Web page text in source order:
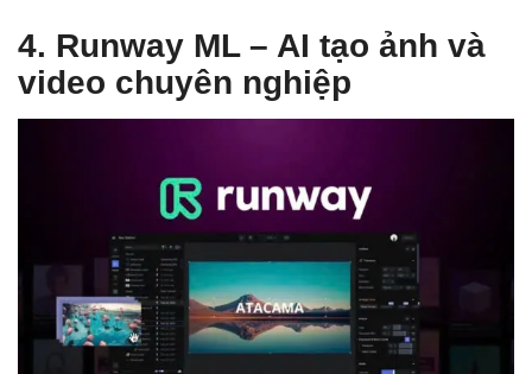
4. Runway ML – AI tạo ảnh và
video chuyên nghiệp